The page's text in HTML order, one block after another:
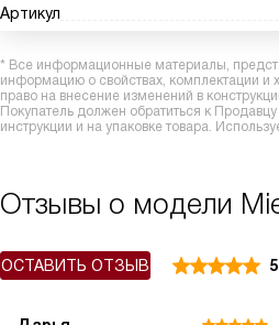
Артикул
* Все информационные материалы,
информацию о свойствах, комплектации и
право на внесение изменений в
Покупатель должен обратиться к
инструкции и на упаковке товара.
Отзывы о модели
5
ОСТАВИТЬ ОТЗЫВ